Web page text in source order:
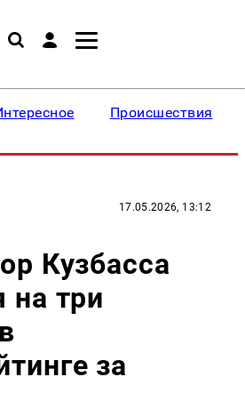
Происшествия
17.05.2026, 13:12
Кузбасса
на три
за